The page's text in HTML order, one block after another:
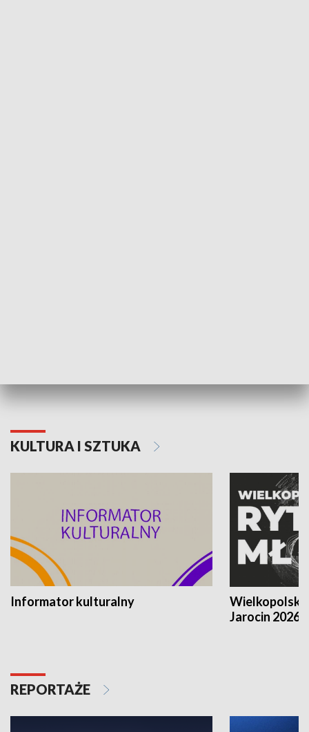
KULTURA I SZTUKA
Informator kulturalny
Jarocin 2026
REPORTAŻE